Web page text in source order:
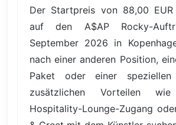
Der Startpreis von 88,00
auf den A$AP Rocky-
September 2026 in
nach einer anderen Position,
Paket oder einer
zusätzlichen Vorteilen wie
Hospitality-Lounge-Zugang